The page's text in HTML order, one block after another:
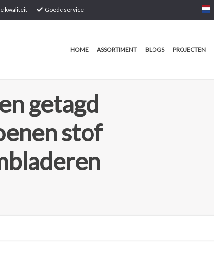
kwaliteit Goede service
HOME ASSORTIMENT BLOGS PROJECTEN
getagd
stof